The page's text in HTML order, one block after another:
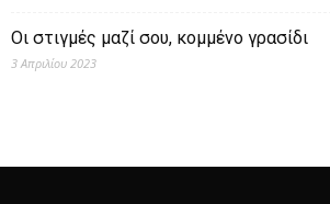
Οι στιγμές μαζί σου, κομμένο γρασίδι
3 Απριλίου 2023